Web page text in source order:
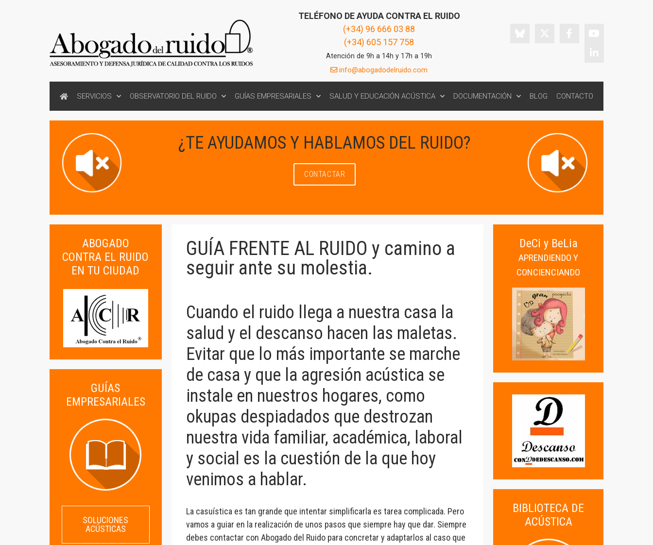
TELÉFONO DE AYUDA CONTRA EL RUIDO
(+34) 96 666 03 88
(+34) 605 157 758
Atención de 9h a 14h y 17h a 19h
info@abogadodelruido.com
SERVICIOS OBSERVATORIO DEL RUIDO GUÍAS EMPRESARIALES SALUD Y EDUCACIÓN ACÚSTICA DOCUMENTACIÓN BLOG CONTACTO
¿TE AYUDAMOS Y HABLAMOS DEL RUIDO?
CONTACTAR
ABOGADO
CONTRA EL RUIDO
EN TU CIUDAD
GUÍAS
EMPRESARIALES
SOLUCIONES
ACÚSTICAS
GUÍA FRENTE AL RUIDO y camino a
seguir ante su molestia.
Cuando el ruido llega a nuestra casa la
salud y el descanso hacen las maletas.
Evitar que lo más importante se marche
de casa y que la agresión acústica se
instale en nuestros hogares, como
okupas despiadados que destrozan
nuestra vida familiar, académica, laboral
y social es la cuestión de la que hoy
venimos a hablar.
La casuística es tan grande que intentar simplificarla es tarea complicada. Pero
vamos a guiar en la realización de unos pasos que siempre hay que dar. Siempre
debes contactar con Abogado del Ruido para concretar y adaptarlos al caso que
DeCi y BeLia
APRENDIENDO Y
CONCIENCIANDO
BIBLIOTECA DE
ACÚSTICA